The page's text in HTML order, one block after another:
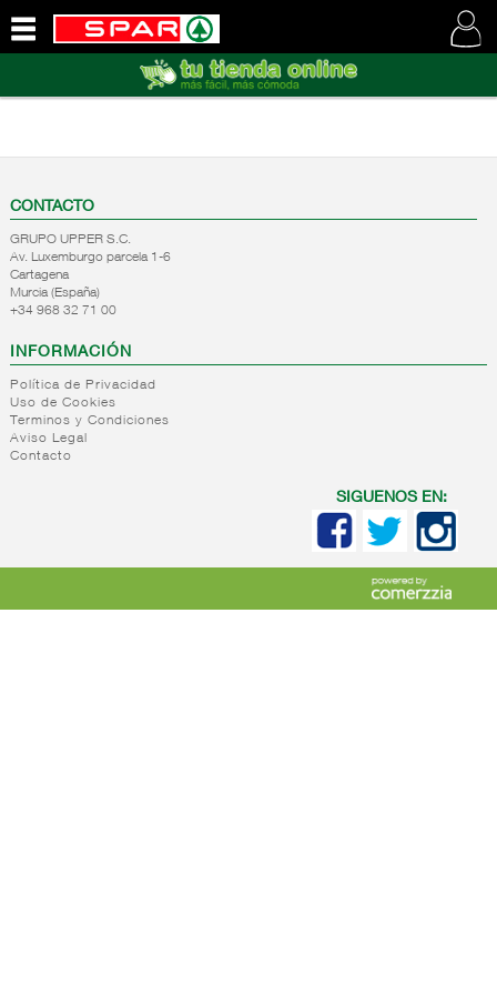
SOMOS
CONTACTO
GRUPO UPPER S.C.
Av. Luxemburgo parcela 1-6
Cartagena
Murcia (España)
+34 968 32 71 00
INFORMACIÓN
Política de Privacidad
Uso de Cookies
Terminos y Condiciones
Aviso Legal
Contacto
SIGUENOS EN: